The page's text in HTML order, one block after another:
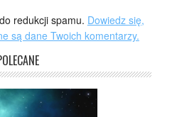
redukcji spamu. Dowiedz się,
są dane Twoich komentarzy.